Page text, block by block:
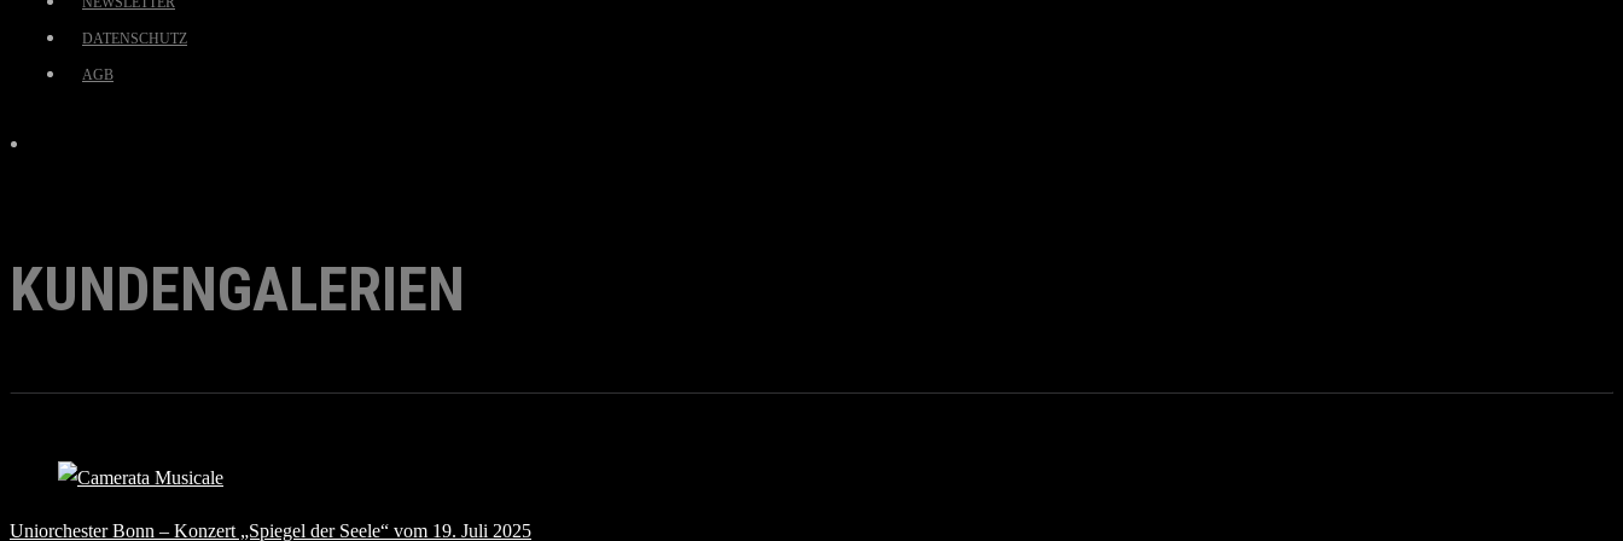
DATENSCHUTZ
AGB
KUNDENGALERIEN
Uniorchester Bonn – Konzert „Spiegel der Seele“ vom 19. Juli 2025